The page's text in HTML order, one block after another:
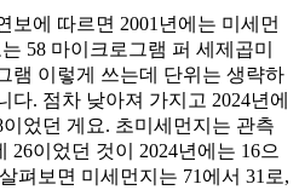
에 따르면 2001년에는 미세먼
58 마이크로그램 퍼 세제곱미
램 이렇게 쓰는데 단위는 생략하
다. 점차 낮아져 가지고 2024년에
었던 게요. 초미세먼지는 관측
26이었던 것이 2024년에는 16으
펴보면 미세먼지는 71에서 31로,